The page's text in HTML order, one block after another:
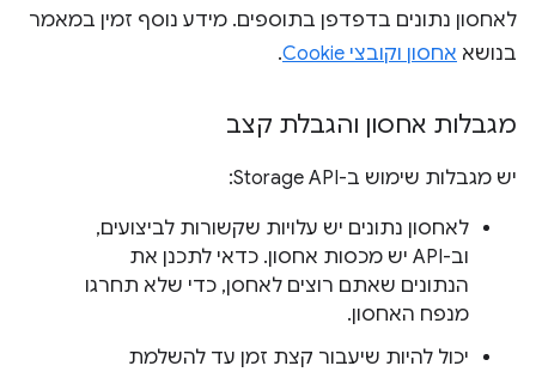
לאחסון נתונים בדפדפן בתוספים. מידע נוסף זמין במאמר
בנושא אחסון וקובצי Cookie .
מגבלות אחסון והגבלת קצב
יש מגבלות שימוש ב-Storage API:
לאחסון נתונים יש עלויות שקשורות לביצועים,
וב-API יש מכסות אחסון. כדאי לתכנן את
הנתונים שאתם רוצים לאחסן, כדי שלא תחרגו
מנפח האחסון.
יכול להיות שיעבור קצת זמן עד להשלמת